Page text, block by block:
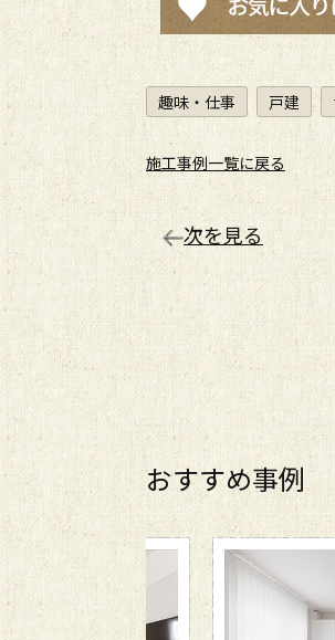
趣味・仕事 戸建
施工事例一覧に戻る
次を見る
おすすめ事例